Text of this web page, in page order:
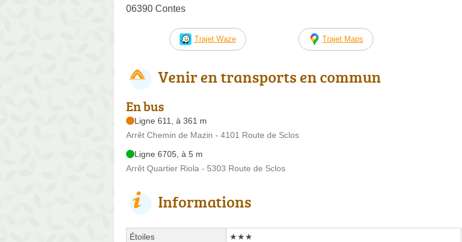
06390 Contes
Trajet Waze Trajet Maps
Venir en transports en commun
En bus
Ligne 611, à 361 m
Arrêt Chemin de Mazin - 4101 Route de Sclos
Ligne 6705, à 5 m
Arrêt Quartier Riola - 5303 Route de Sclos
Informations
Étoiles
★★★